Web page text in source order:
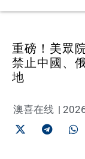
重磅！美眾
禁止中國、
地
澳喜在线 |